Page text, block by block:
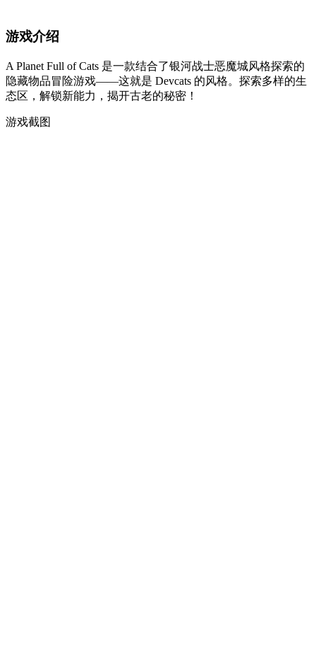
游戏介绍
A Planet Full of Cats 是一款结合了银河战士恶魔城风格探索的
隐藏物品冒险游戏——这就是 Devcats 的风格。探索多样的生
态区，解锁新能力，揭开古老的秘密！
游戏截图